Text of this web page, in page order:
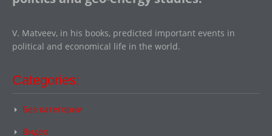
V. Matveev, in his books, predicted important events in
political and economical life in the world.
Categories:
Без категории
Видео